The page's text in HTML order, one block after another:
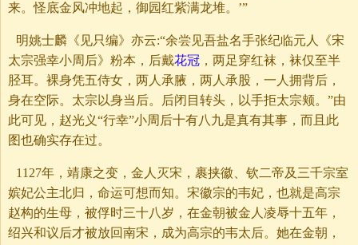
来。怪底金风冲地起，御园红紫满龙堆。’”
明姚士麟《见只编》亦云:“余尝见吾盐名手张纪临元人《宋
太宗强幸小周后》粉本，后戴花冠 ，两足穿红袜，袜仅至半
胫耳。裸身凭五侍女，两人承腋，两人承股，一人拥背后，
身在空际。太宗以身当后。后闭目转头，以手拒太宗颊。”由
此可见，赵光义“行幸”小周后十有八九是真有其事，而且此
图也确实存在过。
1127年，靖康之变，金人灭宋，裹挟徽、钦二帝及三千宗室
嫔妃公主北归，命运可想而知。宋徽宗的韦妃，也就是高宗
赵构的生母，被俘时三十八岁，在金朝被金人凌辱十五年，
绍兴和议后才被放回南宋，成为高宗的韦太后。她在金朝，